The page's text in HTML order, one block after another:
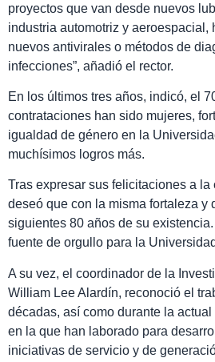
proyectos que van desde nuevos
industria automotriz y aeroespacial,
nuevos antivirales o métodos de
infecciones”, añadió el rector.
En los últimos tres años, indicó, el
contrataciones han sido mujeres,
igualdad de género en la
muchísimos logros más.
Tras expresar sus felicitaciones a la
deseó que con la misma fortaleza y
siguientes 80 años de su
fuente de orgullo para la
A su vez, el coordinador de la
William Lee Alardín, reconoció el
décadas, así como durante la
en la que han laborado para
iniciativas de servicio y de